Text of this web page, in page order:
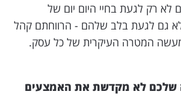
רק לגעת בחיי היום יום של
גם לגעת בלב שלהם - הרווחתם קהל
למעשה המטרה העיקרית של כל עסק.
שלכם לא מקדשת את האמצעים